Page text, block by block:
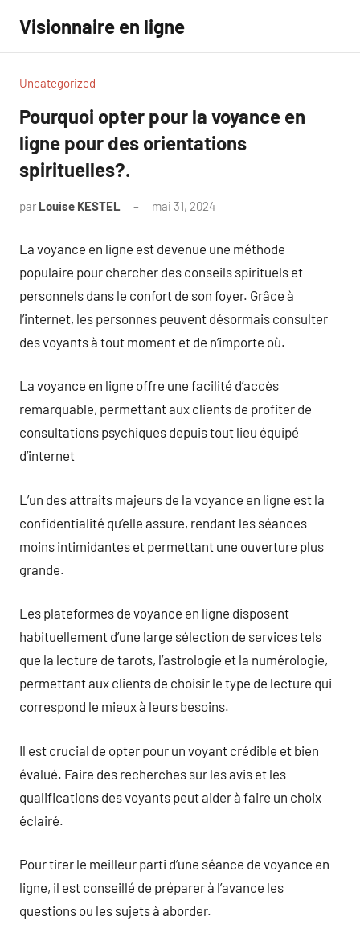
contenu
Visionnaire en ligne
Uncategorized
Pourquoi opter pour la voyance en
ligne pour des orientations
spirituelles?.
par Louise KESTEL mai 31, 2024
La voyance en ligne est devenue une méthode
populaire pour chercher des conseils spirituels et
personnels dans le confort de son foyer. Grâce à
l’internet, les personnes peuvent désormais consulter
des voyants à tout moment et de n’importe où.
La voyance en ligne offre une facilité d’accès
remarquable, permettant aux clients de profiter de
consultations psychiques depuis tout lieu équipé
d’internet
L’un des attraits majeurs de la voyance en ligne est la
confidentialité qu’elle assure, rendant les séances
moins intimidantes et permettant une ouverture plus
grande.
Les plateformes de voyance en ligne disposent
habituellement d’une large sélection de services tels
que la lecture de tarots, l’astrologie et la numérologie,
permettant aux clients de choisir le type de lecture qui
correspond le mieux à leurs besoins.
Il est crucial de opter pour un voyant crédible et bien
évalué. Faire des recherches sur les avis et les
qualifications des voyants peut aider à faire un choix
éclairé.
Pour tirer le meilleur parti d’une séance de voyance en
ligne, il est conseillé de préparer à l’avance les
questions ou les sujets à aborder.